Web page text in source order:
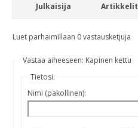
Julkaisija Artikkelit
Luet parhaimillaan 0 vastausketjuja
Vastaa aiheeseen: Kapinen kettu
Tietosi:
Nimi (pakollinen):